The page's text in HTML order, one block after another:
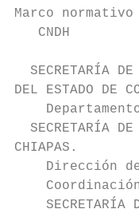
Marco
CNDH
SECRETARÍA DE
DEL ESTADO DE
SECRETARÍA DE
CHIAPAS.
Dirección
SECRETARÍA